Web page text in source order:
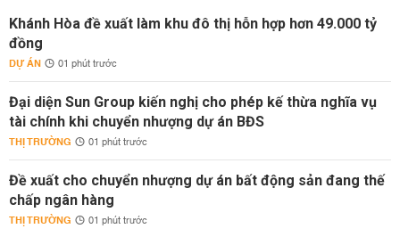
Khánh Hòa đề xuất làm khu đô thị hỗn hợp hơn 49.000 tỷ
đồng
DỰ ÁN 01 phút trước
Đại diện Sun Group kiến nghị cho phép kế thừa nghĩa vụ
tài chính khi chuyển nhượng dự án BĐS
THỊ TRƯỜNG 01 phút trước
Đề xuất cho chuyển nhượng dự án bất động sản đang thế
chấp ngân hàng
THỊ TRƯỜNG 01 phút trước